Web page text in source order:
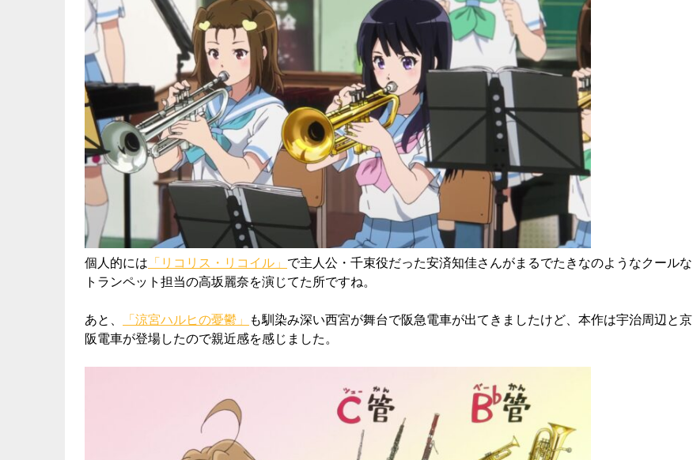
個人的には 「リコリス・リコイル」 で主人公・千束役だった安済知佳さんがまるでたきなのようなクールな
トランペット担当の高坂麗奈を演じてた所ですね。
あと、 「涼宮ハルヒの憂鬱」 も馴染み深い西宮が舞台で阪急電車が出てきましたけど、本作は宇治周辺と京
阪電車が登場したので親近感を感じました。